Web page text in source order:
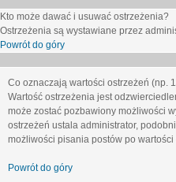
Kto może dawać i usuwać ostrzeżenia?
Ostrzeżenia są wystawiane przez
Powrót do góry
Co oznaczają wartości ostrzeżeń (np.
Wartość ostrzeżenia jest
może zostać pozbawiony możliwości
ostrzeżeń ustala administrator,
możliwości pisania postów po
Powrót do góry